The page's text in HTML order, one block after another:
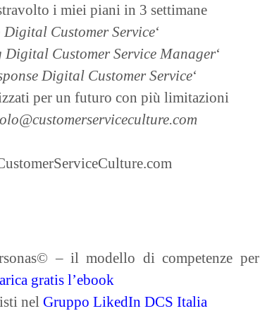
i miei piani in 3 settimane
Digital Customer Service‘
Digital Customer Service Manager‘
Digital Customer Service‘
per un futuro con più limitazioni
– il modello di competenze per
gratis l’ebook
nel Gruppo LikedIn DCS Italia